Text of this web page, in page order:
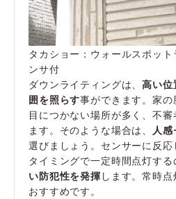
タカショー：ウォールスポッ
ンサ付
ダウンライティングは、高い位
囲を照らす事ができます。家
目につかない場所が多く、不
ます。そのような場合は、 人
選びましょう。センサーに反
タイミングで一定時間点灯す
い防犯性を発揮 します。常時
おすすめです。